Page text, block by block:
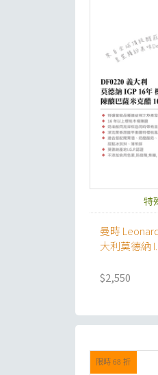
特
曼時
大利莫德納
$2,550
限時 68 折